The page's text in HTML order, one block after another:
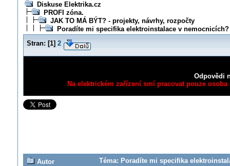
Diskuse Elektrika.cz
PROFI zóna.
JAK TO MÁ BÝT? - projekty, návrhy, rozpočty
Poradíte mi specifika elektroinstalace v nemocnicích?
Stran: [1] 2
Odpovědi
Na elektrickém zařízení smí pracovat pouze
Autor
Téma: Poradíte mi specifika